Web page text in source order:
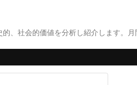
、社会的価値を分析し紹介します。